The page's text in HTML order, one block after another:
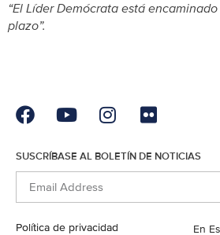
“El Líder Demócrata está
plazo”.
SUSCRÍBASE AL BOLETÍN DE NOTICIAS
Política de privacidad En